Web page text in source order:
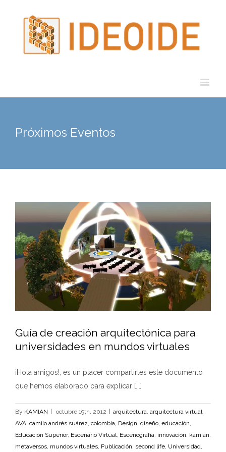
Próximos Eventos
Guía de creación arquitectónica para
universidades en mundos virtuales
camilo andrés
suárezEducación
Guía de creación arquitectónica para
universidades en mundos virtuales
¡Hola amigos!, es un placer compartirles este documento
que hemos elaborado para explicar [...]
By KAMIAN octubre 19th, 2012 arquitectura, arquitectura virtual,
AVA, camilo andrés suárez, colombia, Design, diseño, educación,
Educación Superior, Escenario Virtual, Escenografía, innovación, kamian,
metaversos, mundos virtuales, Publicación, second life, Universidad,